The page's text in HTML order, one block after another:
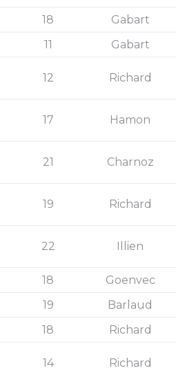
18
Gabart
11 Gabart
12 Richard
17 Hamon
21 Charnoz
19 Richard
22 Illien
18
Goenvec
19
Barlaud
18 Richard
14 Richard